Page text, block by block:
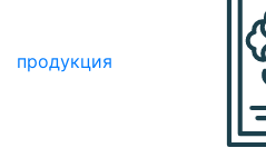
продукция